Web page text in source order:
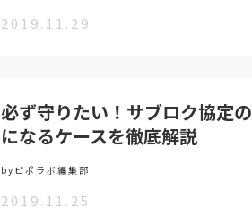
2019.11.29
必ず守りたい！サブロク協定
になるケースを徹底解説
byピポラボ編集部
2019.11.25